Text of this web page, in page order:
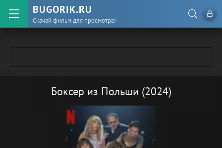
BUGORIK.RU
Скачай фильм для просмотра!
Боксер из Польши (2024)